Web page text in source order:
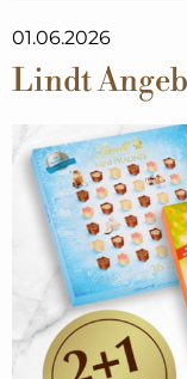
01.06.2026
Lindt